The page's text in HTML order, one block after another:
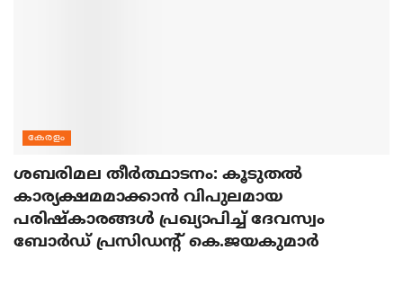
കേരളം
ശബരിമല തീര്‍ത്ഥാടനം: കൂടുതല്‍
കാര്യക്ഷമമാക്കാന്‍ വിപുലമായ
പരിഷ്‌കാരങ്ങള്‍ പ്രഖ്യാപിച്ച് ദേവസ്വം
ബോര്‍ഡ് പ്രസിഡന്റ് കെ.ജയകുമാര്‍